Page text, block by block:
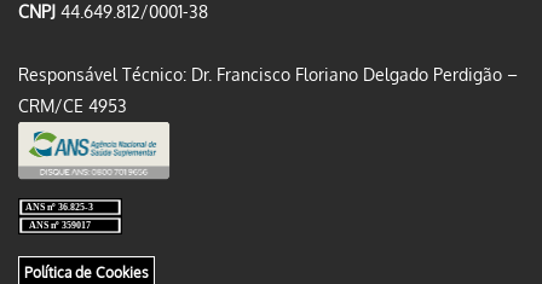
CNPJ 44.649.812/0001-38
Responsável Técnico: Dr. Francisco Floriano Delgado Perdigão –
CRM/CE 4953
Política de Cookies